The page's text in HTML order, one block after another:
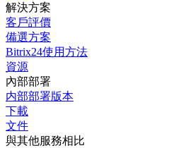
解決方案
客戶評價
備選方案
Bitrix24使用方法
資源
內部部署
内部部署版本
下載
文件
與其他服務相比